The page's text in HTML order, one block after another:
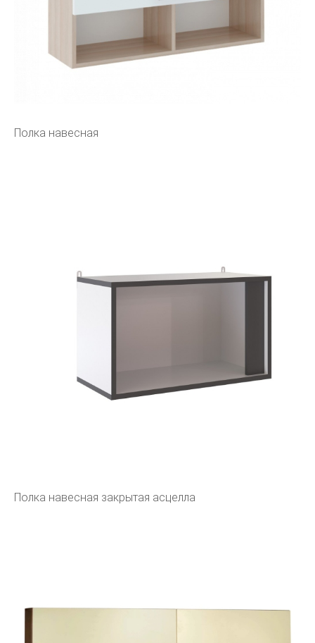
Полка навесная
Полка навесная закрытая асцелла